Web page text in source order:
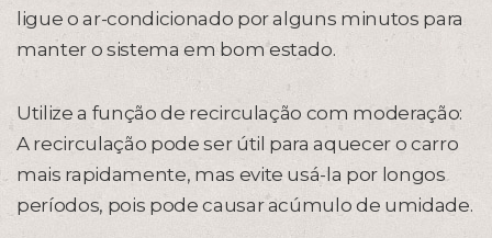
ligue o ar-condicionado por alguns minutos para
manter o sistema em bom estado.
Utilize a função de recirculação com moderação:
A recirculação pode ser útil para aquecer o carro
mais rapidamente, mas evite usá-la por longos
períodos, pois pode causar acúmulo de umidade.